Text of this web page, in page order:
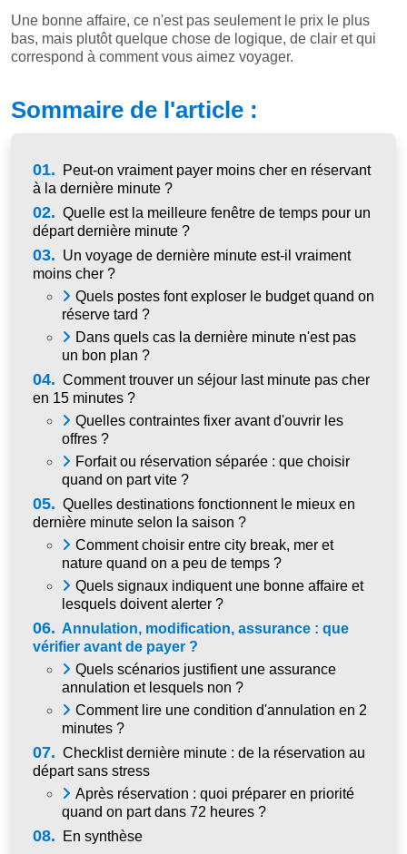
Une bonne affaire, ce n'est pas seulement le prix le plus
bas, mais plutôt quelque chose de logique, de clair et qui
correspond à comment vous aimez voyager.
Sommaire de l'article :
01.
Peut-on vraiment payer moins cher en réservant
à la dernière minute ?
02. Quelle est la meilleure fenêtre de temps pour un
départ dernière minute ?
03. Un voyage de dernière minute est-il vraiment
moins cher ?
Quels postes font exploser le budget quand on
réserve tard ?
Dans quels cas la dernière minute n'est pas
un bon plan ?
04. Comment trouver un séjour last minute pas cher
en 15 minutes ?
Quelles contraintes fixer avant d'ouvrir les
offres ?
Forfait ou réservation séparée : que choisir
quand on part vite ?
05. Quelles destinations fonctionnent le mieux en
dernière minute selon la saison ?
Comment choisir entre city break, mer et
nature quand on a peu de temps ?
Quels signaux indiquent une bonne affaire et
lesquels doivent alerter ?
06. Annulation, modification, assurance : que
vérifier avant de payer ?
Quels scénarios justifient une assurance
annulation et lesquels non ?
Comment lire une condition d'annulation en 2
minutes ?
07. Checklist dernière minute : de la réservation au
départ sans stress
Après réservation : quoi préparer en priorité
quand on part dans 72 heures ?
08. En synthèse